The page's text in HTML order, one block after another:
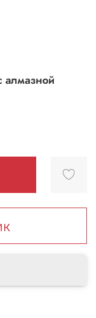
алмазной